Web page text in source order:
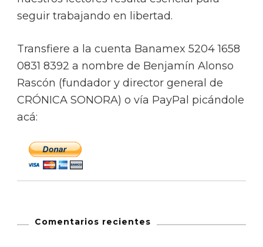
seguir trabajando en libertad.
Transfiere a la cuenta Banamex 5204 1658
0831 8392 a nombre de Benjamín Alonso
Rascón (fundador y director general de
CRÓNICA SONORA) o vía PayPal picándole
acá:
Comentarios recientes